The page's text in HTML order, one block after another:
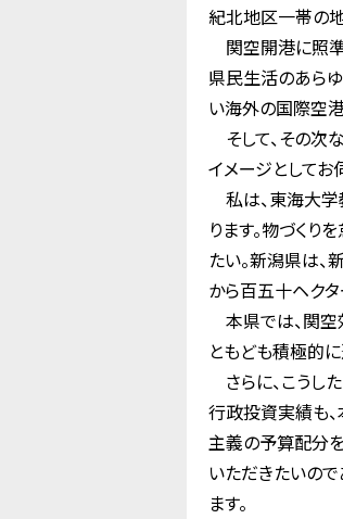
紀北地区一帯の地
関空開港に照準
県民生活のあら
い海外の国際空
そして、その次
イメージとしてお
私は、東海大学
ります。物づくり
たい。新潟県は
から百五十ヘクタ
本県では、関空
ともども積極的
さらに、こうし
行政投資実績も
主義の予算配分
いただきたいの
ます。